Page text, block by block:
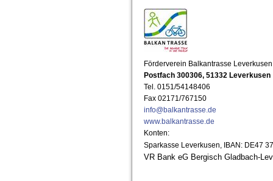
Förderverein Balkantrasse Leverkusen
Postfach 300306, 51332 Leverkusen
Tel. 0151/54148406
Fax 02171/767150
info@balkantrasse.de
www.balkantrasse.de
Konten:
Sparkasse Leverkusen, IBAN: DE47
VR Bank eG Bergisch Gladbach-